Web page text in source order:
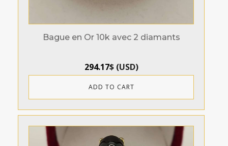
Bague en Or 10k avec 2 diamants
294.17$(USD)
ADD TO CART